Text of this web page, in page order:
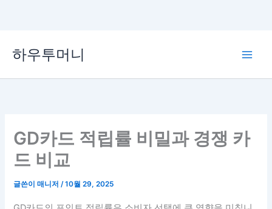
로
하우투머니
GD카드 적립률 비밀과 경쟁 카
드 비교
글쓴이매니저/10월 29, 2025